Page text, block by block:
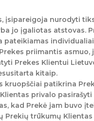
įsipareigoja nurodyti
jo įgaliotas atstovas.
pateikiamas
priimantis
Prekes Klientui
kitaip.
kruopščiai patikrina
privalo
kad Prekė jam buvo
Prekių trūkumų